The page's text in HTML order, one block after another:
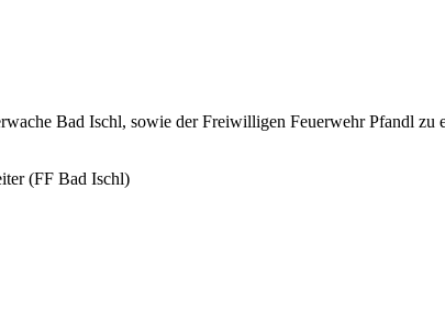
Bad Ischl, sowie der Freiwilligen Feuerwehr Pfandl
(FF Bad Ischl)